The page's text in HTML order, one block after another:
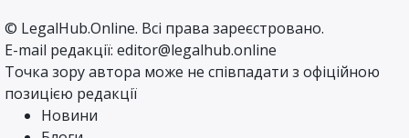
© LegalHub.Online. Всі права зареєстровано.
E-mail редакції: editor@legalhub.online
Точка зору автора може не співпадати з офіційною
позицією редакції
Новини